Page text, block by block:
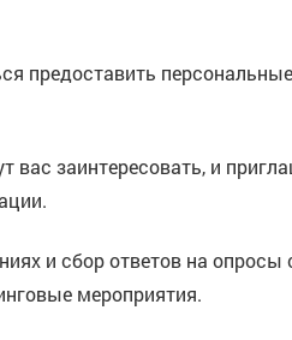
предоставить
вас заинтересовать, и
и сбор ответов на опросы
мероприятия.